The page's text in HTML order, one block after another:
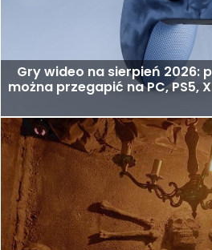
Gry wideo na sierpień 2026:
można przegapić na PC, PS5,